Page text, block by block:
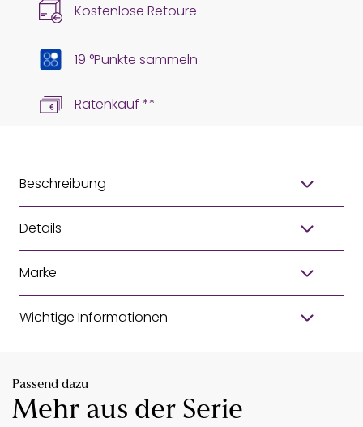
Kostenlose Retoure
19 °Punkte sammeln
Ratenkauf **
Beschreibung
Details
Marke
Wichtige Informationen
Passend dazu
Mehr aus der Serie